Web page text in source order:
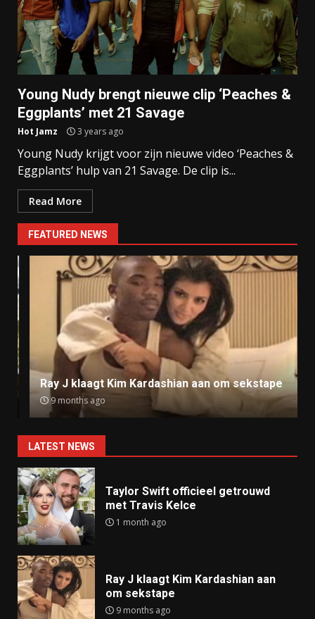
Young Nudy brengt nieuwe clip ‘Peaches &
Eggplants’ met 21 Savage
Hot Jamz 3 years ago
Young Nudy krijgt voor zijn nieuwe video ‘Peaches &
Eggplants’ hulp van 21 Savage. De clip is...
Read More
FEATURED NEWS
Ray J klaagt Kim Kardashian aan om sekstape
9 months ago
LATEST NEWS
Taylor Swift officieel getrouwd
met Travis Kelce
1 month ago
Ray J klaagt Kim Kardashian aan
om sekstape
9 months ago